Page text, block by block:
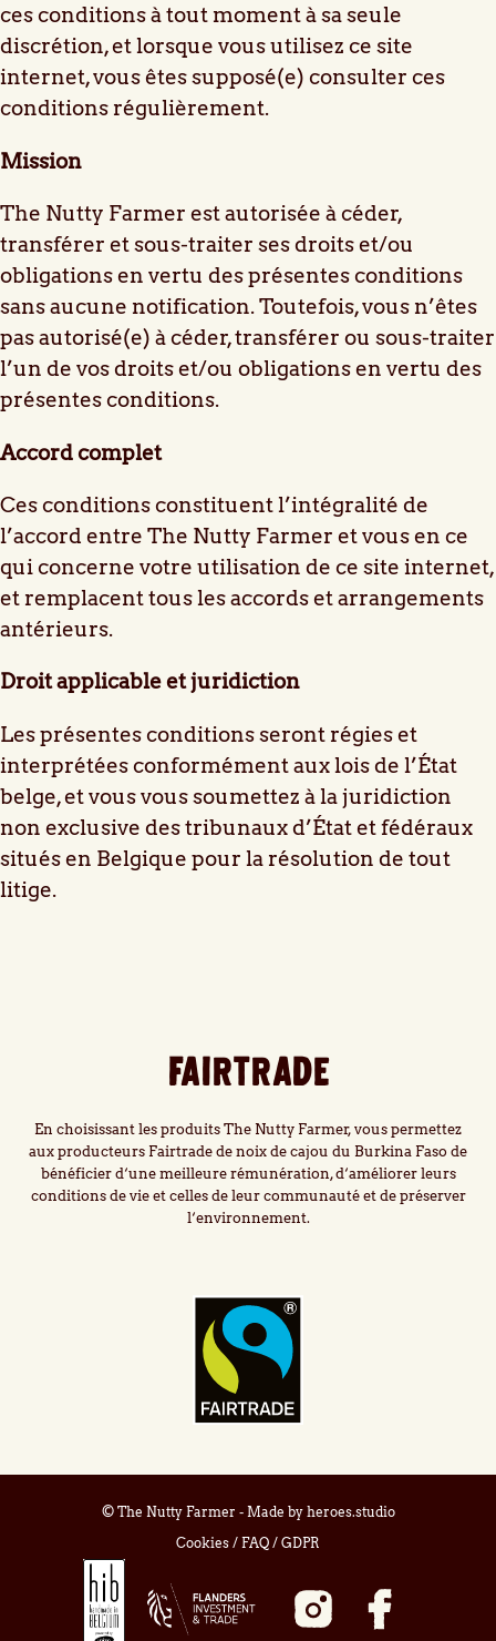
ces conditions à tout moment à sa seule
discrétion, et lorsque vous utilisez ce site
internet, vous êtes supposé(e) consulter ces
conditions régulièrement.
Mission
The Nutty Farmer est autorisée à céder,
transférer et sous-traiter ses droits et/ou
obligations en vertu des présentes conditions
sans aucune notification. Toutefois, vous n’êtes
pas autorisé(e) à céder, transférer ou sous-traiter
l’un de vos droits et/ou obligations en vertu des
présentes conditions.
Accord complet
Ces conditions constituent l’intégralité de
l’accord entre The Nutty Farmer et vous en ce
qui concerne votre utilisation de ce site internet,
et remplacent tous les accords et arrangements
antérieurs.
Droit applicable et juridiction
Les présentes conditions seront régies et
interprétées conformément aux lois de l’État
belge, et vous vous soumettez à la juridiction
non exclusive des tribunaux d’État et fédéraux
situés en Belgique pour la résolution de tout
litige.
FAIRTRADE
En choisissant les produits The Nutty Farmer, vous permettez
aux producteurs Fairtrade de noix de cajou du Burkina Faso de
bénéficier d‘une meilleure rémunération, d‘améliorer leurs
conditions de vie et celles de leur communauté et de préserver
l‘environnement.
© The Nutty Farmer - Made by heroes.studio
Cookies / FAQ / GDPR